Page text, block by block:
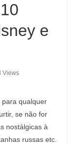
e
Views
qualquer
se não for
nostálgicas à
russas etc.